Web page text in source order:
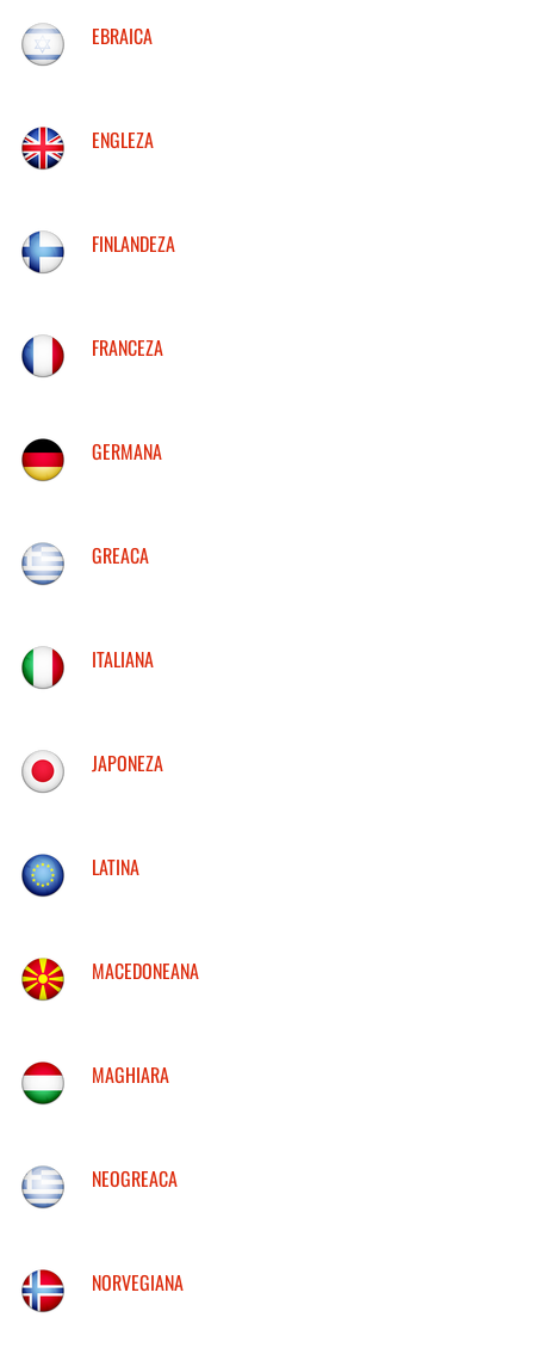
EBRAICA
ENGLEZA
FINLANDEZA
FRANCEZA
GERMANA
GREACA
ITALIANA
JAPONEZA
LATINA
MACEDONEANA
MAGHIARA
NEOGREACA
NORVEGIANA